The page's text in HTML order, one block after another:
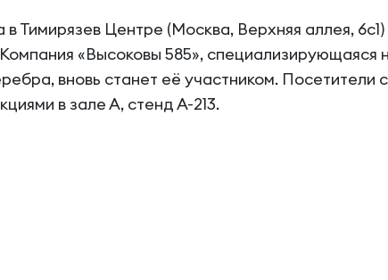
в Тимирязев Центре (Москва, Верхняя аллея,
«Высоковы 585», специализирующаяся
вновь станет её участником. Посетители
в зале А, стенд А-213.